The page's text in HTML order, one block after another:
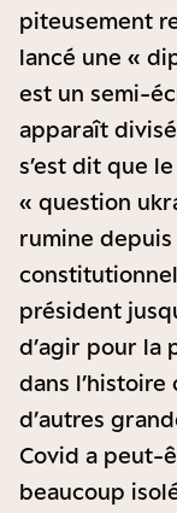
piteusement
lancé une «
est un semi-
apparaît
s’est dit que
« question
rumine
président
d’agir pour la
dans l’histoire
d’autres
Covid a peut-
beaucoup